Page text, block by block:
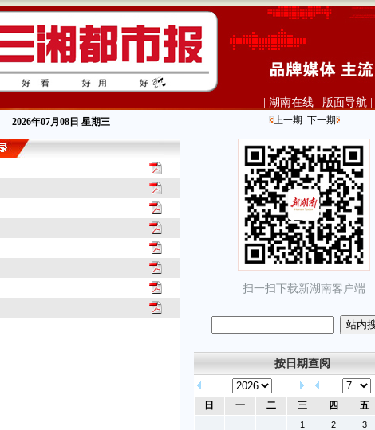
湖南在线| 版面导航|
2026年07月08日 星期三 上一期 下一期
扫一扫下载新湖南客户端
按日期查阅
日 一 二 三 四 五
1 2 3